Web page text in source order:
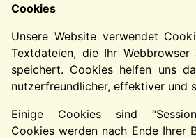
Cookies
Unsere Website verwendet
Textdateien, die Ihr Webbrowser
speichert. Cookies helfen uns
nutzerfreundlicher, effektiver und
Einige Cookies sind
Cookies werden nach Ende Ihrer